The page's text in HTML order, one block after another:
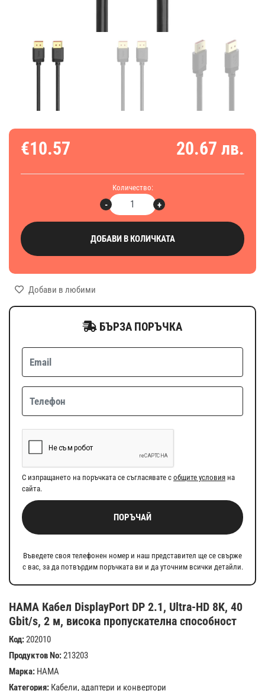
HAMA Кабел DisplayPort DP 2.1, Ultra-HD 8K, 40
Gbit/s, 2 м, висока пропускателна способност
Код:202010
Продуктов No:213203
Марка: HAMA
Категория: Кабели, адаптери и конвертори
€10.57 20.67 лв.
Количество:
+
-
ДОБАВИ В КОЛИЧКАТА
Добави в любими
БЪРЗА ПОРЪЧКА
С изпращането на поръчката се съгласявате с общите условия на
сайта.
ПОРЪЧАЙ
Въведете своя телефонен номер и наш представител ще се свърже
с вас, за да потвърдим поръчката ви и да уточним всички детайли.